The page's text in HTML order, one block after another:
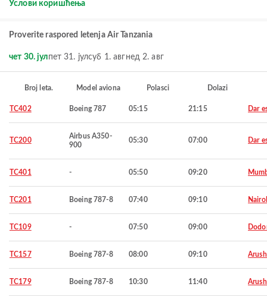
Услови коришћења
Proverite raspored letenja Air Tanzania
чет 30. јулпет 31. јулсуб 1. авгнед 2. авг
Broj leta. Model aviona Polasci Dolazi
TC402 Boeing 787 05:15 21:15 Dar
TC200
Airbus A350-
900
05:30 07:00 Dar
TC401 - 05:50 09:20
TC201 Boeing 787-8 07:40 09:10
TC109 - 07:50 09:00
TC157 Boeing 787-8 08:00 09:10
TC179 Boeing 787-8 10:30 11:40